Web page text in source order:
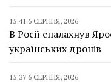
15:41 6 СЕРПНЯ, 2026
В Росії спалахнув
українських дронів
15:37 6 СЕРПНЯ, 2026